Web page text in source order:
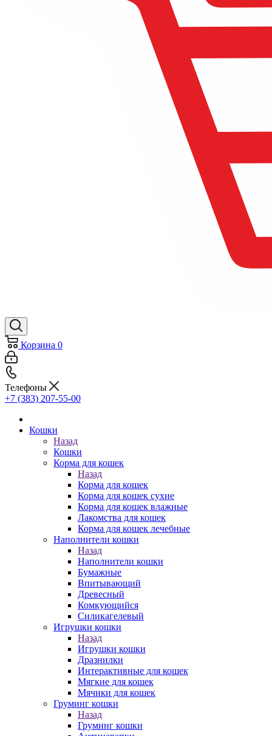
Корзина 0
Телефоны
+7 (383) 207-55-00
Кошки
Назад
Кошки
Корма для кошек
Назад
Корма для кошек
Корма для кошек сухие
Корма для кошек влажные
Лакомства для кошек
Корма для кошек лечебные
Наполнители кошки
Назад
Наполнители кошки
Бумажные
Впитывающий
Древесный
Комкующийся
Силикагелевый
Игрушки кошки
Назад
Игрушки кошки
Дразнилки
Интерактивные для кошек
Мягкие для кошек
Мячики для кошек
Груминг кошки
Назад
Груминг кошки